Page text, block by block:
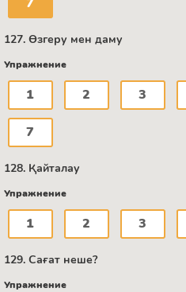
127. Өзгеру мен даму
Упражнение
1 2 3
7
128. Қайталау
Упражнение
1 2 3
129. Сағат неше?
Упражнение